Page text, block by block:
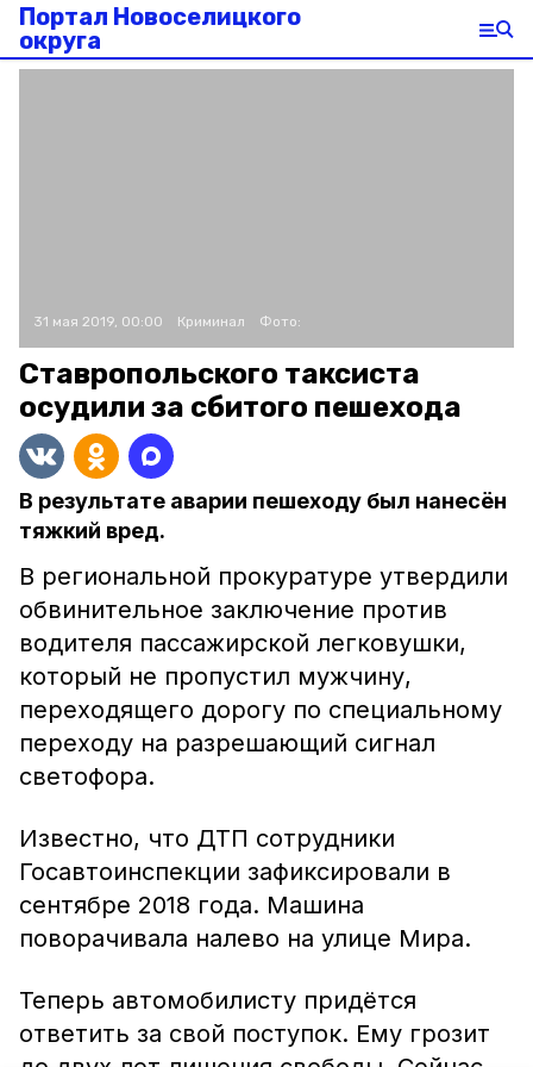
Портал Новоселицкого
округа
31 мая 2019, 00:00 Криминал Фото:
Ставропольского таксиста
осудили за сбитого пешехода
В результате аварии пешеходу был нанесён
тяжкий вред.
В региональной прокуратуре утвердили
обвинительное заключение против
водителя пассажирской легковушки,
который не пропустил мужчину,
переходящего дорогу по специальному
переходу на разрешающий сигнал
светофора.
Известно, что ДТП сотрудники
Госавтоинспекции зафиксировали в
сентябре 2018 года. Машина
поворачивала налево на улице Мира.
Теперь автомобилисту придётся
ответить за свой поступок. Ему грозит